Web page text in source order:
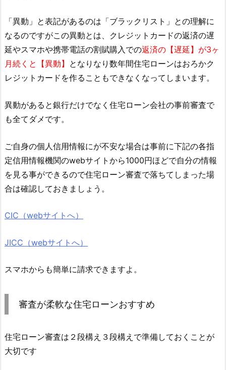
「異動」と表記があるのは「ブラックリスト」との理解に
なるのですがこの異動とは、クレジットカードの返済の遅
延やスマホや携帯電話の割賦購入での返済の【遅延】が3ヶ
月続くと【異動】 となりなり数年間住宅ローンはおろかク
レジットカードを作ることもできなくなってしまいます。
異動があると銀行だけでなく住宅ローン会社の事前審査で
も全てダメです。
ご自身の個人信用情報にが不安な場合は事前に下記の各指
定信用情報機関のwebサイトから1000円ほどで自分の情報
を見る事ができるので住宅ローン審査で落ちてしまった場
合は確認しておきましょう。
CIC（webサイトへ）
JICC（webサイトへ）
スマホからも簡単に請求できますよ。
審査が柔軟な住宅ローンおすすめ
住宅ローン審査は２段構え３段構えで準備しておくことが
大切です